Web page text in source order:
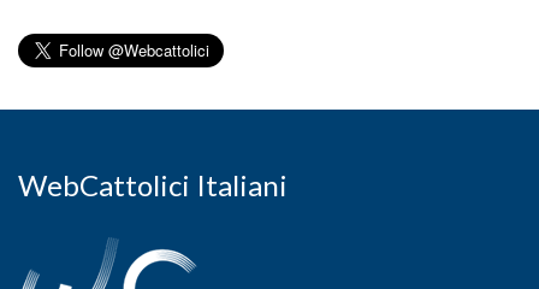
WebCattolici Italiani